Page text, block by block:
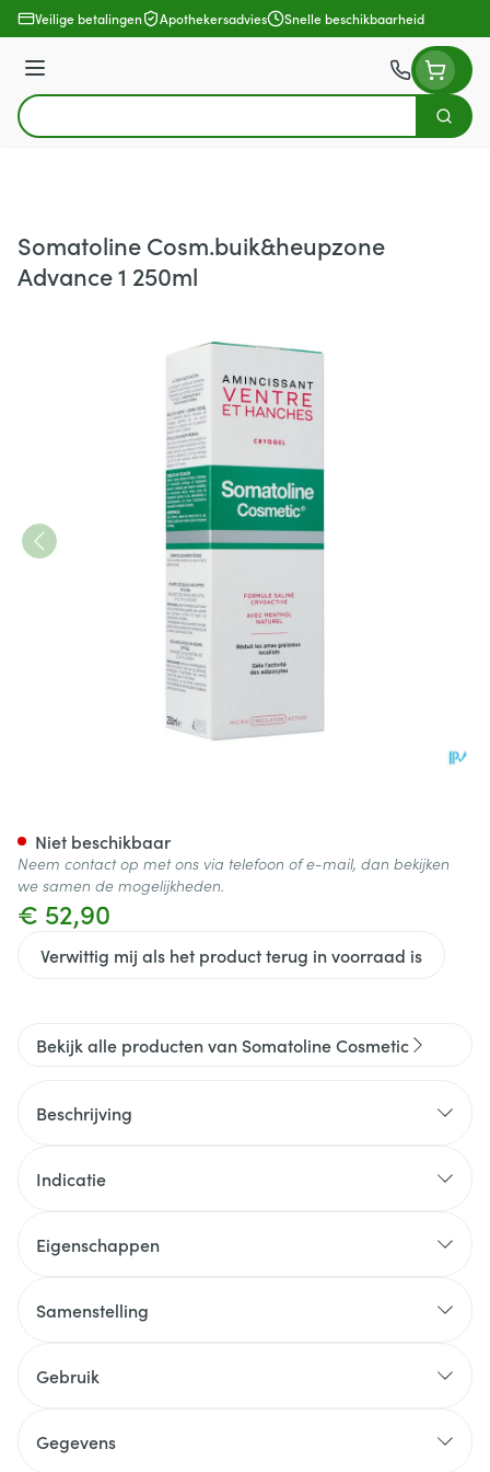
Ga naar de inhoud
Veilige betalingen Apothekersadvies Snelle beschikbaarheid
Menu
Product, merk, categorie...
Zoek
Somatoline Cosm.buik&heupzone
Advance 1 250ml
€ 52,90
Verwittig mij als het product terug in voorraad is
Niet beschikbaar
Neem contact op met ons via telefoon of e-mail, dan bekijken
we samen de mogelijkheden.
Bekijk alle producten van Somatoline Cosmetic
Beschrijving
Indicatie
Eigenschappen
Samenstelling
Gebruik
Gegevens